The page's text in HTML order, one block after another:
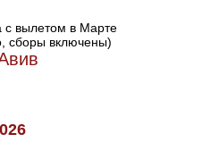
с вылетом в Марте
сборы включены)